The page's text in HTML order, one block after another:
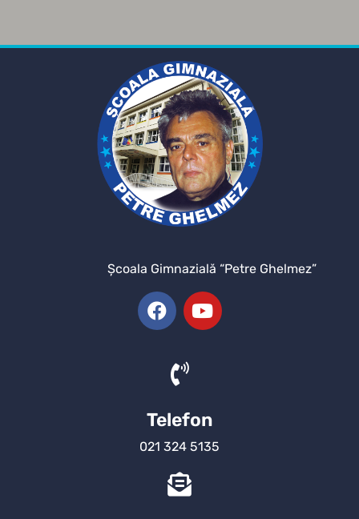
Şcoala Gimnazială “Petre Ghelmez”
Telefon
021 324 5135